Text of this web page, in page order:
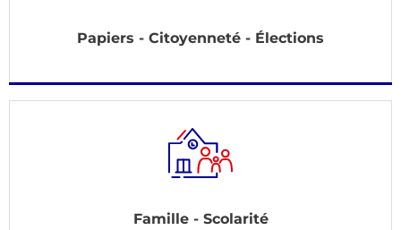
Papiers - Citoyenneté - Élections
Famille - Scolarité